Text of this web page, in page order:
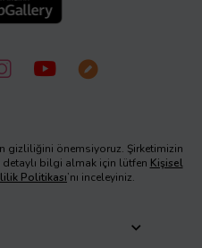
gizliliğini önemsiyoruz. Şirketimizin
detaylı bilgi almak için lütfen Kişisel
Politikası’nı inceleyiniz.